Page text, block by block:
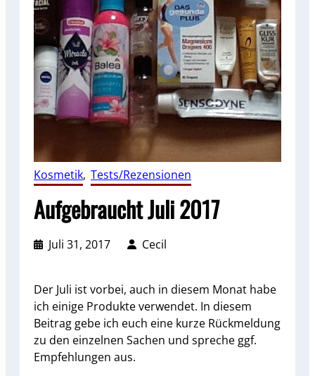
Kosmetik, Tests/Rezensionen
Aufgebraucht Juli 2017
Juli 31, 2017 Cecil
Der Juli ist vorbei, auch in diesem Monat habe
ich einige Produkte verwendet. In diesem
Beitrag gebe ich euch eine kurze Rückmeldung
zu den einzelnen Sachen und spreche ggf.
Empfehlungen aus.